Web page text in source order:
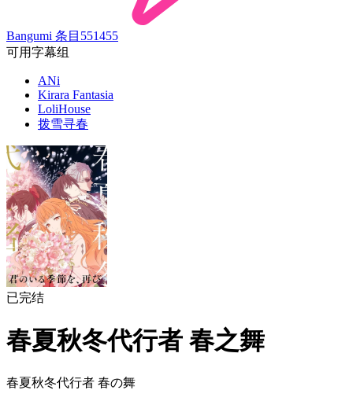
Bangumi 条目 551455
可用字幕组
ANi
Kirara Fantasia
LoliHouse
拨雪寻春
已完结
春夏秋冬代行者 春之舞
春夏秋冬代行者 春の舞